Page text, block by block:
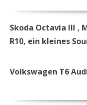
Skoda Octavia III ,
R10, ein kleines
Volkswagen T6